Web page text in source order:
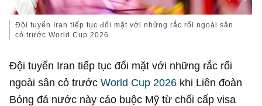
Đội tuyển Iran tiếp tục đối mặt với những rắc rối ngoài sân
cỏ trước World Cup 2026.
Đội tuyển Iran tiếp tục đối mặt với những rắc rối
ngoài sân cỏ trướcWorld Cup 2026 khi Liên đoàn
Bóng đá nước này cáo buộc Mỹ từ chối cấp visa